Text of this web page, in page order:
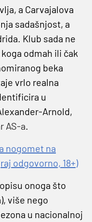
a Carvajalova
sadašnjost, a
Klub sada ne
odmah ili čak
beka
vrlo realna
u
Arnold,
AS-a.
nogomet na
odgovorno, 18+)
onoga što
više nego
u nacionalnoj